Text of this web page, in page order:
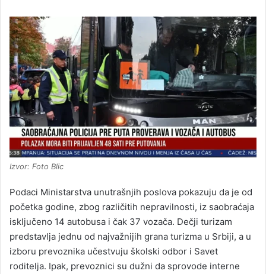
Izvor: Foto Blic
Podaci Ministarstva unutrašnjih poslova pokazuju da je od
početka godine, zbog različitih nepravilnosti, iz saobraćaja
isključeno 14 autobusa i čak 37 vozača. Dečji turizam
predstavlja jednu od najvažnijih grana turizma u Srbiji, a u
izboru prevoznika učestvuju školski odbor i Savet
roditelja. Ipak, prevoznici su dužni da sprovode interne